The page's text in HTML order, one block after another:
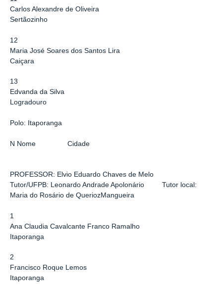
Carlos Alexandre de Oliveira
Sertãozinho
12
Maria José Soares dos Santos Lira
Caiçara
13
Edvanda da Silva
Logradouro
Polo: Itaporanga
N Nome Cidade
PROFESSOR: Elvio Eduardo Chaves de Melo
Tutor/UFPB: Leonardo Andrade Apolonário Tutor local:
Maria do Rosário de QueriozMangueira
1
Ana Claudia Cavalcante Franco Ramalho
Itaporanga
2
Francisco Roque Lemos
Itaporanga